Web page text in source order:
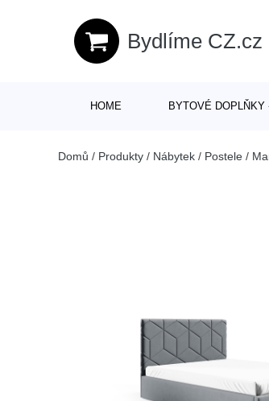
Bydlíme CZ.cz
HOME BYTOVÉ DOPLŇKY
Domů / Produkty / Nábytek / Postele /